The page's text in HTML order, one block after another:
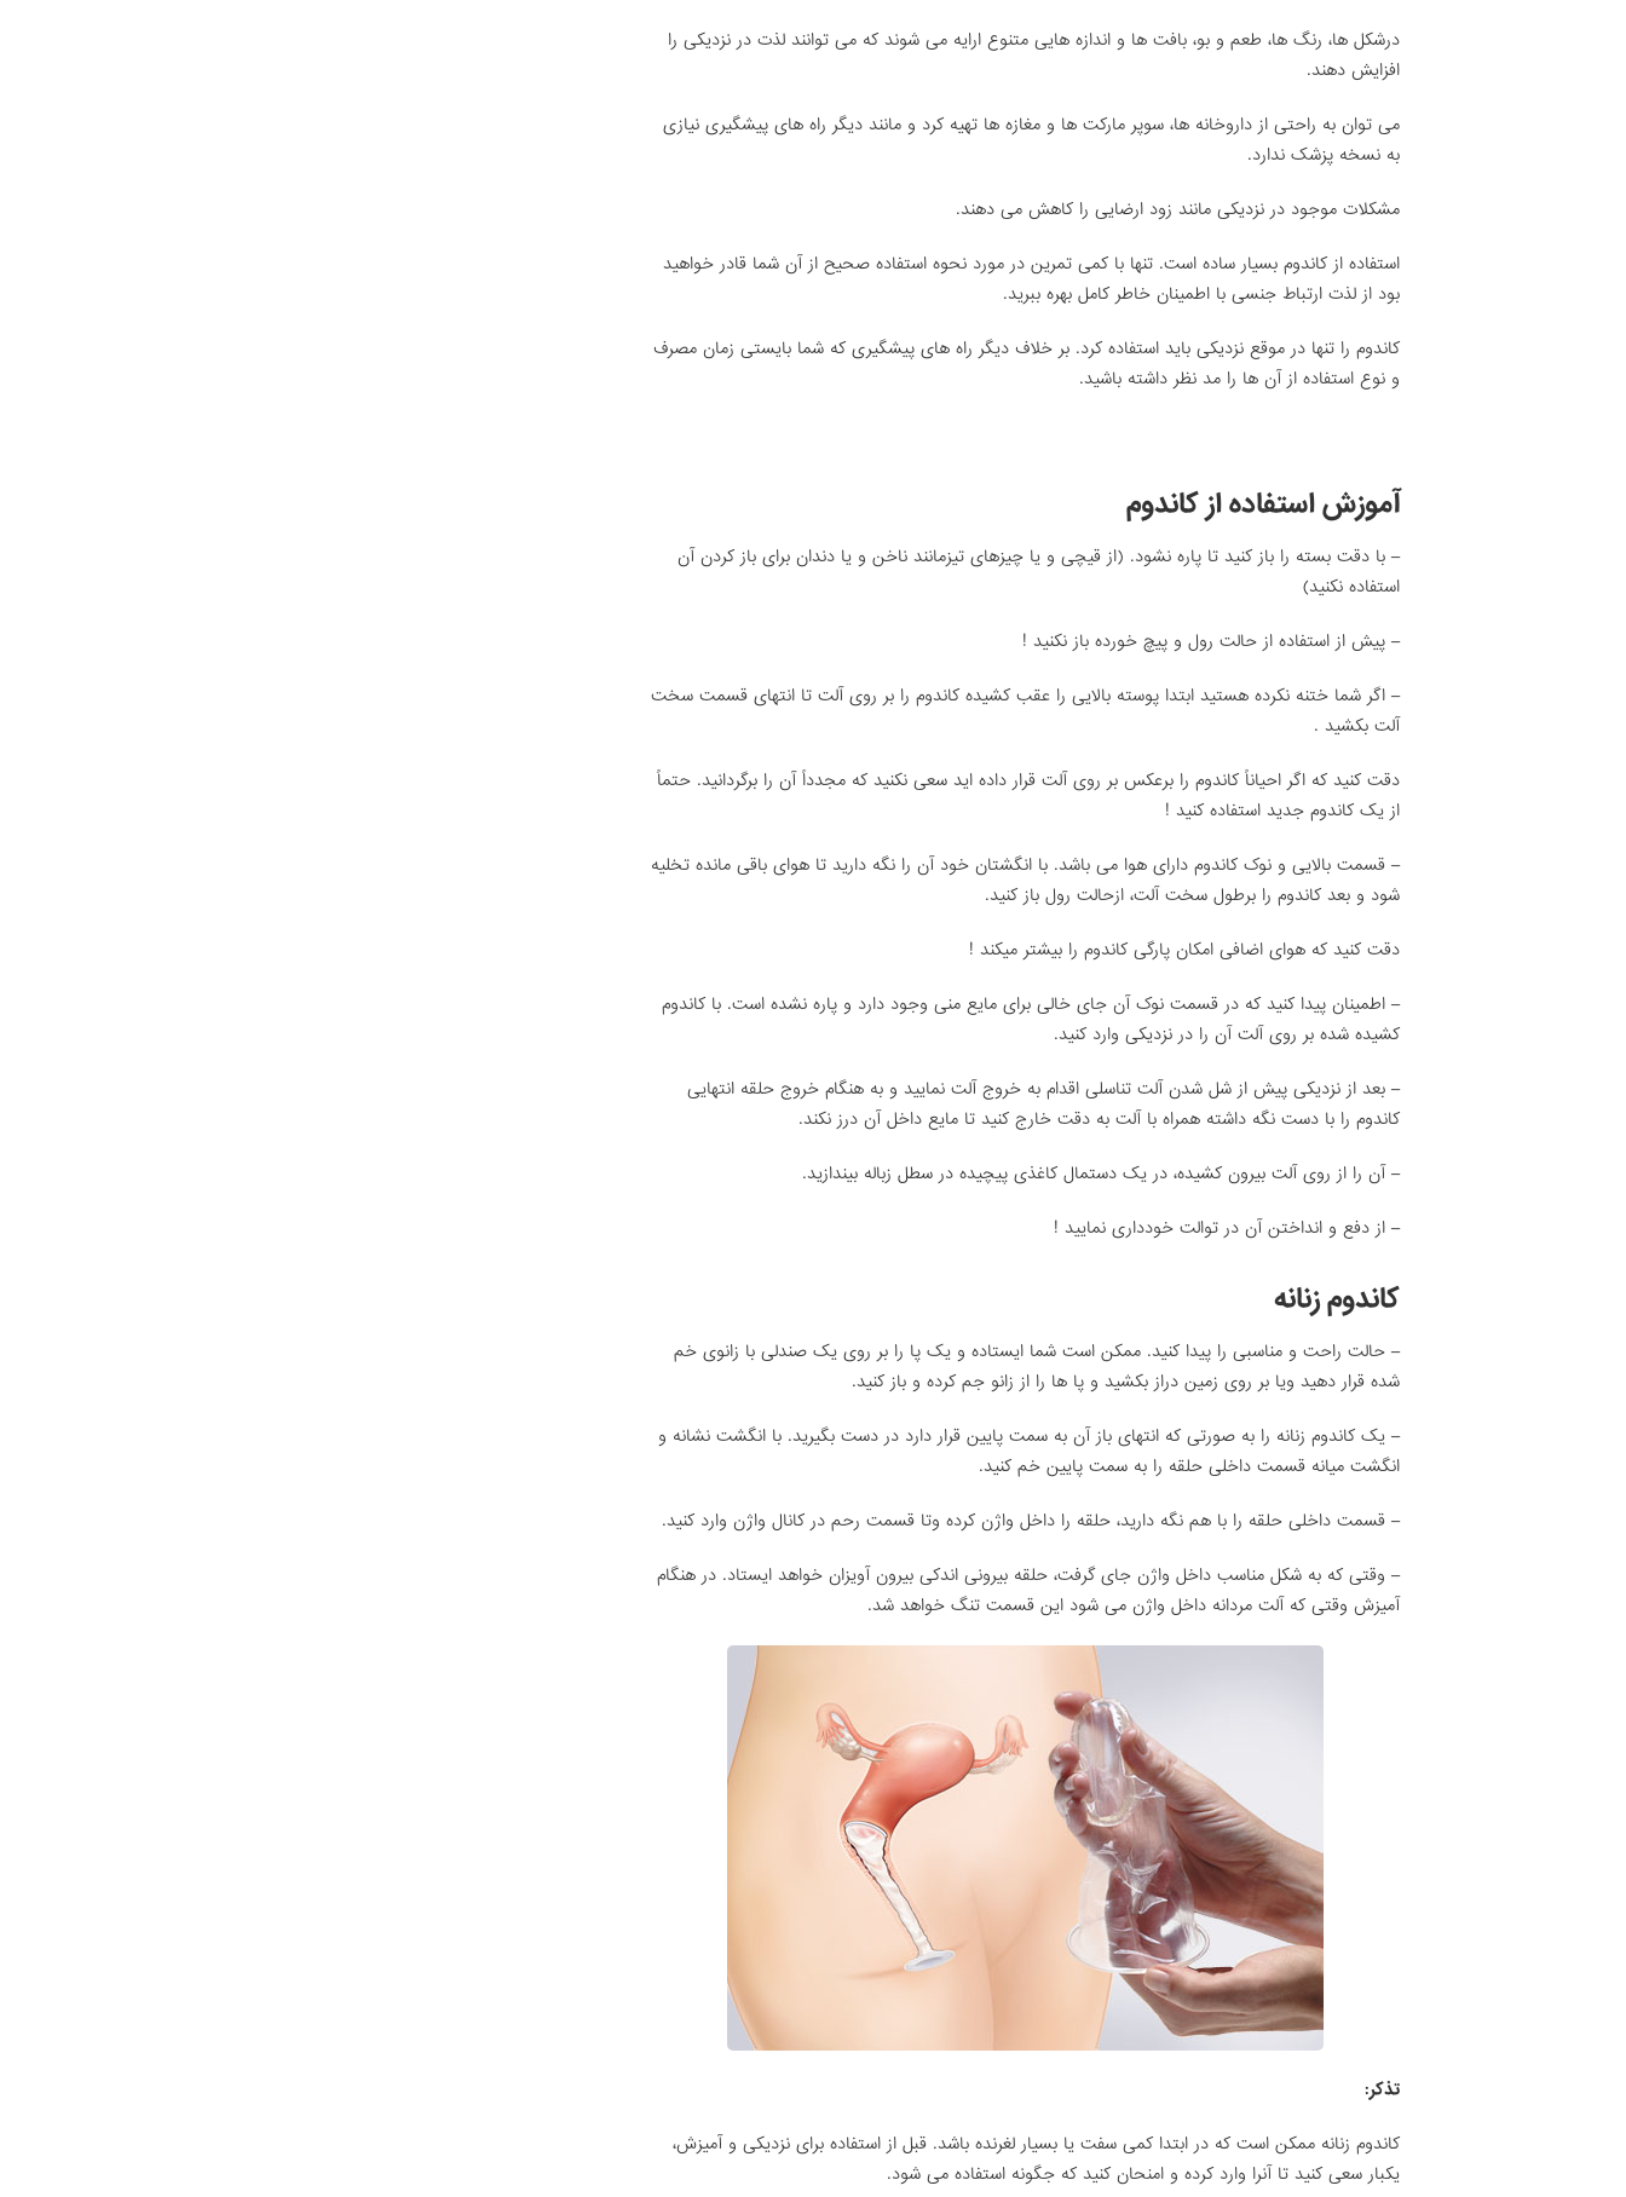
درشکل ها، رنگ ها، طعم و بو، بافت ها و اندازه هایی متنوع ارایه می شوند که می توانند لذت در نزدیکی را
افزایش دهند.
می توان به راحتی از داروخانه ها، سوپر مارکت ها و مغازه ها تهیه کرد و مانند دیگر راه های پیشگیری نیازی
به نسخه پزشک ندارد.
مشکلات موجود در نزدیکی مانند زود ارضایی را کاهش می دهند.
استفاده از کاندوم بسیار ساده است. تنها با کمی تمرین در مورد نحوه استفاده صحیح از آن شما قادر خواهید
بود از لذت ارتباط جنسی با اطمینان خاطر کامل بهره ببرید.
کاندوم را تنها در موقع نزدیکی باید استفاده کرد. بر خلاف دیگر راه های پیشگیری که شما بایستی زمان مصرف
و نوع استفاده از آن ها را مد نظر داشته باشید.
آموزش استفاده از کاندوم
– با دقت بسته را باز کنید تا پاره نشود. (از قیچی و یا چیزهای تیزمانند ناخن و یا دندان برای باز کردن آن
استفاده نکنید)
– پیش از استفاده از حالت رول و پیچ خورده باز نکنید !
– اگر شما ختنه نکرده هستید ابتدا پوسته بالایی را عقب کشیده کاندوم را بر روی آلت تا انتهای قسمت سخت
آلت بکشید .
دقت کنید که اگر احیاناً کاندوم را برعکس بر روی آلت قرار داده اید سعی نکنید که مجدداً آن را برگردانید. حتماً
از یک کاندوم جدید استفاده کنید !
– قسمت بالایی و نوک کاندوم دارای هوا می باشد. با انگشتان خود آن را نگه دارید تا هوای باقی مانده تخلیه
شود و بعد کاندوم را برطول سخت آلت، ازحالت رول باز کنید.
دقت کنید که هوای اضافی امکان پارگی کاندوم را بیشتر میکند !
– اطمینان پیدا کنید که در قسمت نوک آن جای خالی برای مایع منی وجود دارد و پاره نشده است. با کاندوم
کشیده شده بر روی آلت آن را در نزدیکی وارد کنید.
– بعد از نزدیکی پیش از شل شدن آلت تناسلی اقدام به خروج آلت نمایید و به هنگام خروج حلقه انتهایی
کاندوم را با دست نگه داشته همراه با آلت به دقت خارج کنید تا مایع داخل آن درز نکند.
– آن را از روی آلت بیرون کشیده، در یک دستمال کاغذی پیچیده در سطل زباله بیندازید.
– از دفع و انداختن آن در توالت خودداری نمایید !
کاندوم زنانه
– حالت راحت و مناسبی را پیدا کنید. ممکن است شما ایستاده و یک پا را بر روی یک صندلی با زانوی خم
شده قرار دهید ویا بر روی زمین دراز بکشید و پا ها را از زانو جم کرده و باز کنید.
– یک کاندوم زنانه را به صورتی که انتهای باز آن به سمت پایین قرار دارد در دست بگیرید. با انگشت نشانه و
انگشت میانه قسمت داخلی حلقه را به سمت پایین خم کنید.
– قسمت داخلی حلقه را با هم نگه دارید، حلقه را داخل واژن کرده وتا قسمت رحم در کانال واژن وارد کنید.
– وقتی که به شکل مناسب داخل واژن جای گرفت، حلقه بیرونی اندکی بیرون آویزان خواهد ایستاد. در هنگام
آمیزش وقتی که آلت مردانه داخل واژن می شود این قسمت تنگ خواهد شد.
تذکر:
کاندوم زنانه ممکن است که در ابتدا کمی سفت یا بسیار لغرنده باشد. قبل از استفاده برای نزدیکی و آمیزش،
یکبار سعی کنید تا آنرا وارد کرده و امنحان کنید که جگونه استفاده می شود.